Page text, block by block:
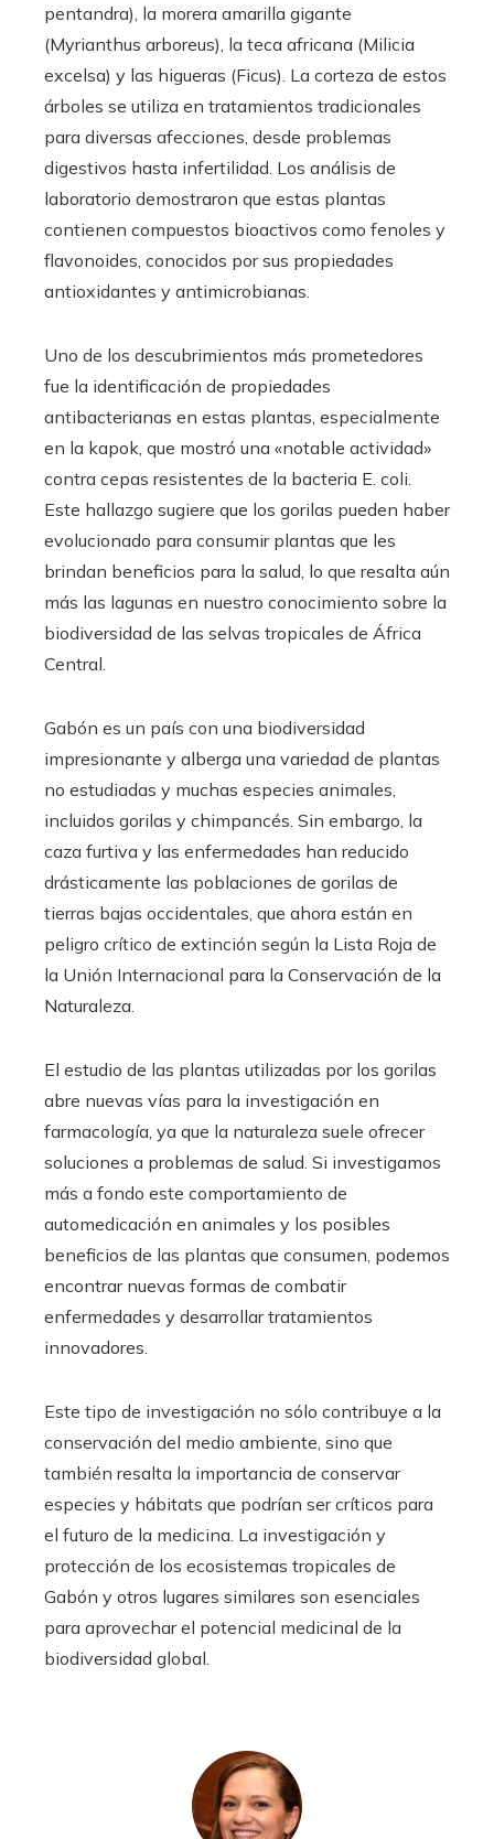
pentandra), la morera amarilla gigante
(Myrianthus arboreus), la teca africana (Milicia
excelsa) y las higueras (Ficus). La corteza de estos
árboles se utiliza en tratamientos tradicionales
para diversas afecciones, desde problemas
digestivos hasta infertilidad. Los análisis de
laboratorio demostraron que estas plantas
contienen compuestos bioactivos como fenoles y
flavonoides, conocidos por sus propiedades
antioxidantes y antimicrobianas.
Uno de los descubrimientos más prometedores
fue la identificación de propiedades
antibacterianas en estas plantas, especialmente
en la kapok, que mostró una «notable actividad»
contra cepas resistentes de la bacteria E. coli.
Este hallazgo sugiere que los gorilas pueden haber
evolucionado para consumir plantas que les
brindan beneficios para la salud, lo que resalta aún
más las lagunas en nuestro conocimiento sobre la
biodiversidad de las selvas tropicales de África
Central.
Gabón es un país con una biodiversidad
impresionante y alberga una variedad de plantas
no estudiadas y muchas especies animales,
incluidos gorilas y chimpancés. Sin embargo, la
caza furtiva y las enfermedades han reducido
drásticamente las poblaciones de gorilas de
tierras bajas occidentales, que ahora están en
peligro crítico de extinción según la Lista Roja de
la Unión Internacional para la Conservación de la
Naturaleza.
El estudio de las plantas utilizadas por los gorilas
abre nuevas vías para la investigación en
farmacología, ya que la naturaleza suele ofrecer
soluciones a problemas de salud. Si investigamos
más a fondo este comportamiento de
automedicación en animales y los posibles
beneficios de las plantas que consumen, podemos
encontrar nuevas formas de combatir
enfermedades y desarrollar tratamientos
innovadores.
Este tipo de investigación no sólo contribuye a la
conservación del medio ambiente, sino que
también resalta la importancia de conservar
especies y hábitats que podrían ser críticos para
el futuro de la medicina. La investigación y
protección de los ecosistemas tropicales de
Gabón y otros lugares similares son esenciales
para aprovechar el potencial medicinal de la
biodiversidad global.